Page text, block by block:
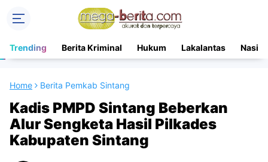
Trending Berita Kriminal Hukum Lakalantas
Home Berita Pemkab Sintang
Kadis PMPD Sintang Beberkan
Alur Sengketa Hasil Pilkades
Kabupaten Sintang